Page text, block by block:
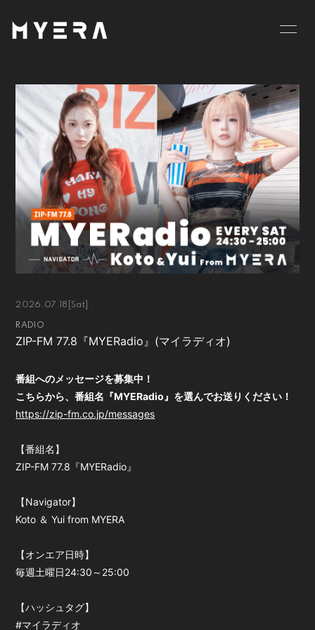
SCHEDULE PROFILE
VIDEO DISCOGRAPHY
GOODS BLOG
MOVIE RADIO
PHOTO
お仕事のご依頼等は
こちら
会員登録 ログイン
2026.07.18 [Sat]
RADIO
ZIP-FM 77.8『MYERadio』(マイラディオ)
番組へのメッセージを募集中！
こちらから、番組名『MYERadio』を選んでお送りください！
https://zip-fm.co.jp/messages
【番組名】
ZIP-FM 77.8『MYERadio』
【Navigator】
Koto ＆ Yui from MYERA
【オンエア日時】
毎週土曜日24:30～25:00
【ハッシュタグ】
#マイラディオ